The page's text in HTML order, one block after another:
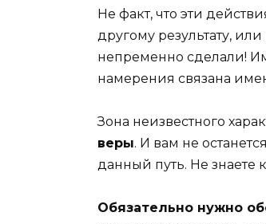
Не факт, что эти
другому результату,
непременно сделали!
намерения связана
Зона неизвестного
веры. И вам не
данный путь. Не знаете
Обязательно нужно